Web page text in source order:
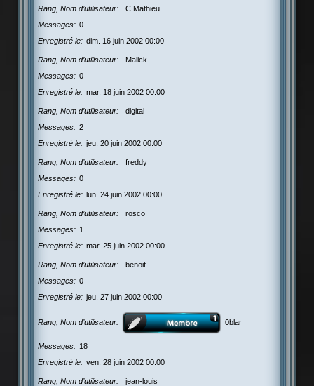
Rang, Nom d’utilisateur
C.Mathieu
Messages
0
Enregistré le
dim. 16 juin 2002 00:00
Rang, Nom d’utilisateur
Malick
Messages
0
Enregistré le
mar. 18 juin 2002 00:00
Rang, Nom d’utilisateur
digital
Messages
2
Enregistré le
jeu. 20 juin 2002 00:00
Rang, Nom d’utilisateur
freddy
Messages
0
Enregistré le
lun. 24 juin 2002 00:00
Rang, Nom d’utilisateur
rosco
Messages
1
Enregistré le
mar. 25 juin 2002 00:00
Rang, Nom d’utilisateur
benoit
Messages
0
Enregistré le
jeu. 27 juin 2002 00:00
Rang, Nom d’utilisateur 0blar
Messages
18
Enregistré le
ven. 28 juin 2002 00:00
Rang, Nom d’utilisateur
jean-louis